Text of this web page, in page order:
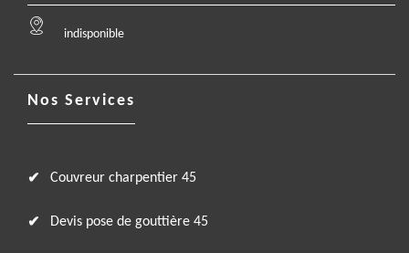
indisponible
Nos Services
Couvreur charpentier 45
Devis pose de gouttière 45